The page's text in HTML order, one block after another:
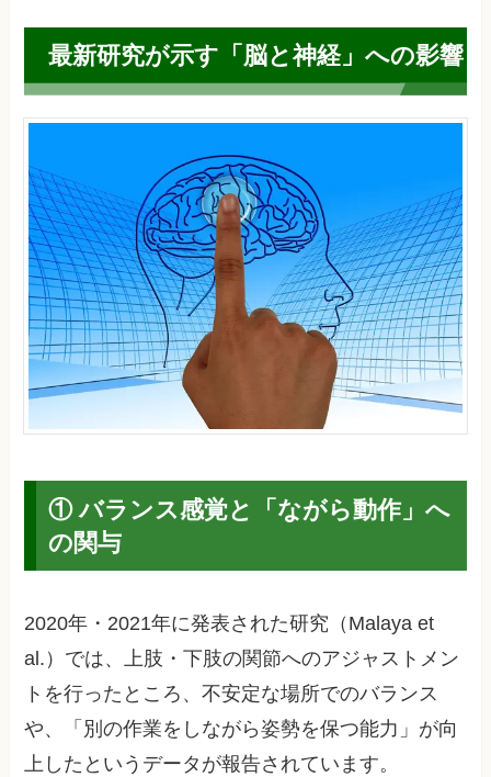
最新研究が示す「脳と神経」への影響
① バランス感覚と「ながら動作」へ
の関与
2020年・2021年に発表された研究（Malaya et
al.）では、上肢・下肢の関節へのアジャストメン
トを行ったところ、不安定な場所でのバランス
や、「別の作業をしながら姿勢を保つ能力」が向
上したというデータが報告されています。